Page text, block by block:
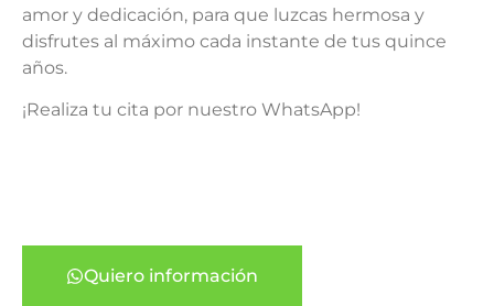
amor y dedicación, para que luzcas hermosa y
disfrutes al máximo cada instante de tus quince
años.
¡Realiza tu cita por nuestro WhatsApp!
Quiero información